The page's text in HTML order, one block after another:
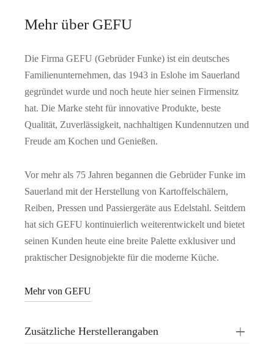
Mehr über GEFU
Die Firma GEFU (Gebrüder Funke) ist ein deutsches
Familienunternehmen, das 1943 in Eslohe im Sauerland
gegründet wurde und noch heute hier seinen Firmensitz
hat. Die Marke steht für innovative Produkte, beste
Qualität, Zuverlässigkeit, nachhaltigen Kundennutzen und
Freude am Kochen und Genießen.
Vor mehr als 75 Jahren begannen die Gebrüder Funke im
Sauerland mit der Herstellung von Kartoffelschälern,
Reiben, Pressen und Passiergeräte aus Edelstahl. Seitdem
hat sich GEFU kontinuierlich weiterentwickelt und bietet
seinen Kunden heute eine breite Palette exklusiver und
praktischer Designobjekte für die moderne Küche.
Mehr von GEFU
Zusätzliche Herstellerangaben